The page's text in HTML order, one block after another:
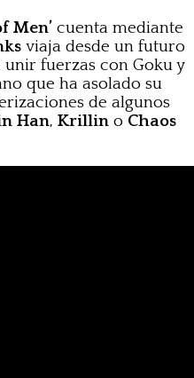
Men’ cuenta mediante
viaja desde un futuro
fuerzas con Goku y
que ha asolado su
de algunos
Han, Krillin o Chaos